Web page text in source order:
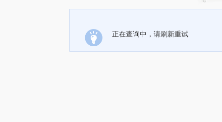
正在查询中，请刷新重试